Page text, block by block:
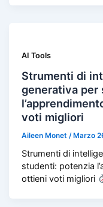
AI Tools
Strumenti di
generativa per
voti migliori
Aileen Monet /Marzo
Strumenti di
studenti: potenzia
ottieni voti migliori